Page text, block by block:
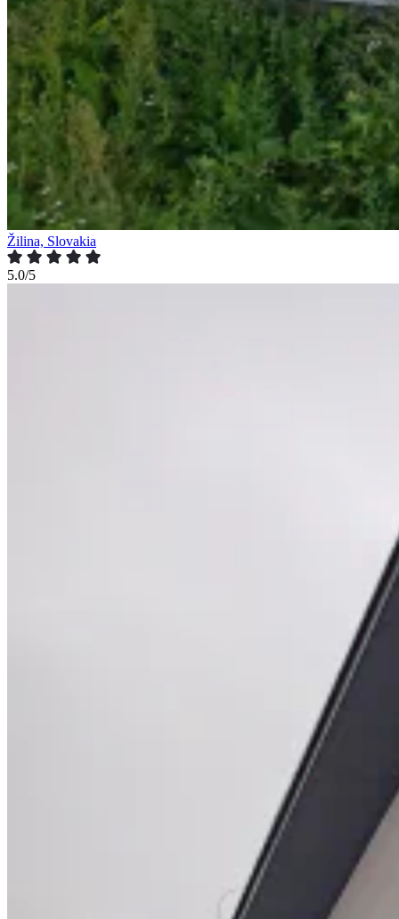
Žilina, Slovakia
5.0/5